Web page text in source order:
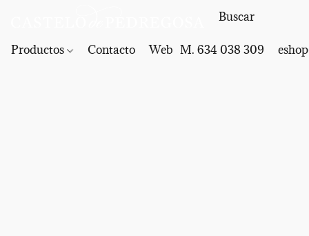
Productos Contacto Web M. 634 038 309